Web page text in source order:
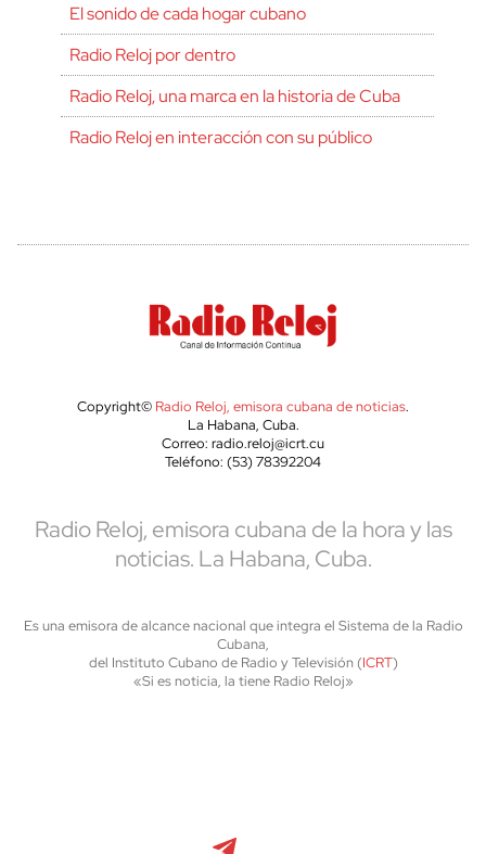
El sonido de cada hogar cubano
Radio Reloj por dentro
Radio Reloj, una marca en la historia de Cuba
Radio Reloj en interacción con su público
Copyright© Radio Reloj, emisora cubana de noticias.
La Habana, Cuba.
Correo: radio.reloj@icrt.cu
Teléfono: (53) 78392204
Radio Reloj, emisora cubana de la hora y las
noticias. La Habana, Cuba.
Es una emisora de alcance nacional que integra el Sistema de la Radio
Cubana,
del Instituto Cubano de Radio y Televisión (ICRT)
«Si es noticia, la tiene Radio Reloj»